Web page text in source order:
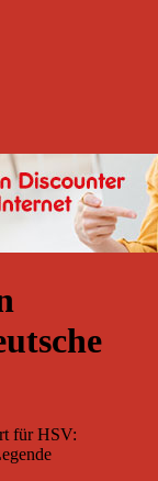
für HSV: